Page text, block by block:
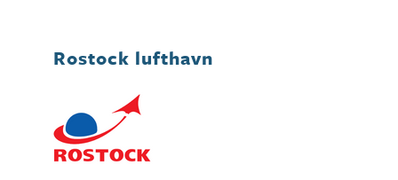
Rostock lufthavn